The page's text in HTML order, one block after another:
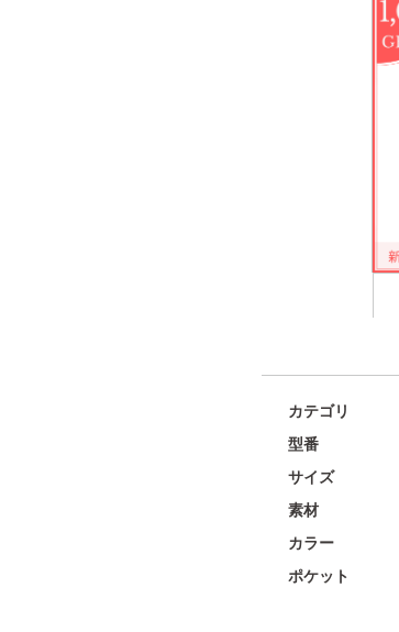
カテゴリ
型番
サイズ
素材
カラー
ポケット